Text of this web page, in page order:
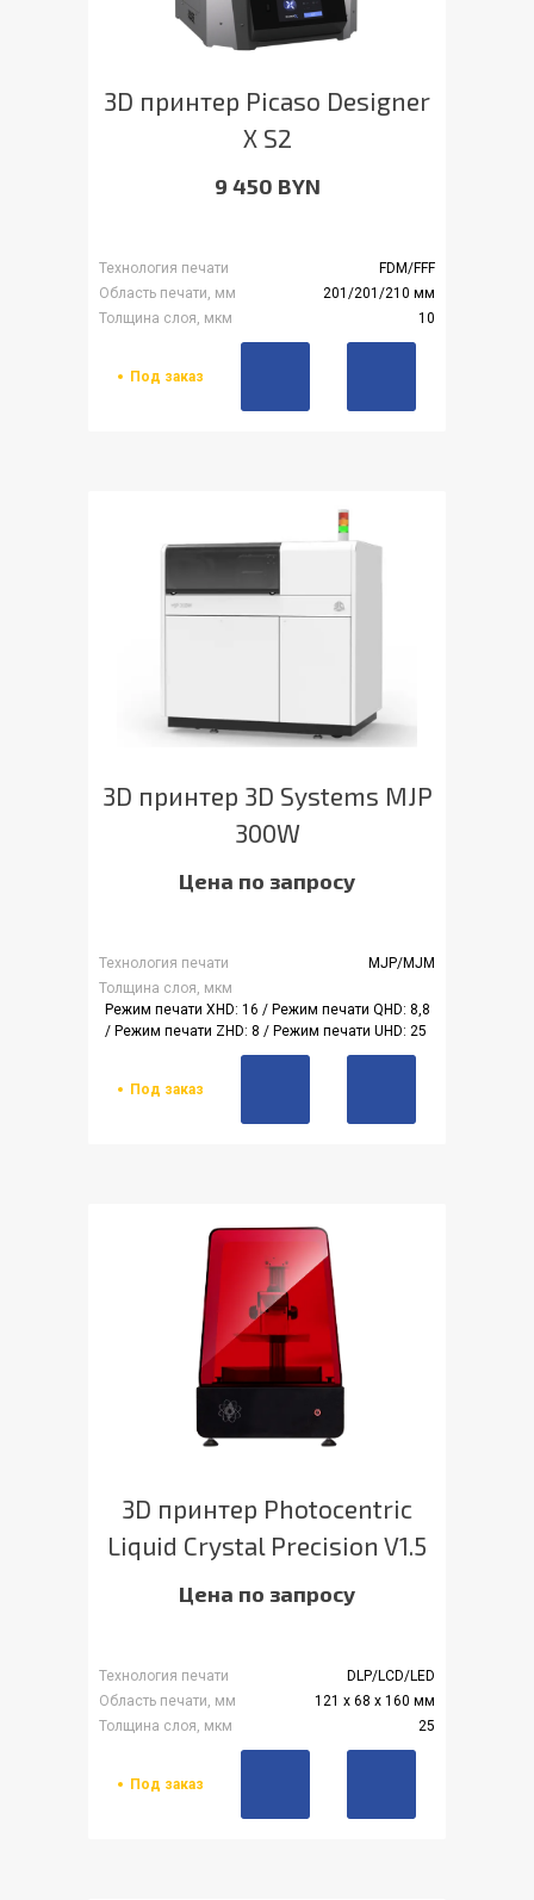
3D принтер Picaso Designer
X S2
9 450 BYN
Технология печати
FDM/FFF
Область печати, мм
201/201/210 мм
Толщина слоя, мкм
10
Под заказ
3D принтер 3D Systems MJP
300W
Цена по запросу
Технология печати
MJP/MJM
Толщина слоя, мкм
Режим печати XHD: 16 / Режим печати QHD: 8,8
/ Режим печати ZHD: 8 / Режим печати UHD: 25
Под заказ
3D принтер Photocentric
Liquid Crystal Precision V1.5
Цена по запросу
Технология печати
DLP/LCD/LED
Область печати, мм
121 x 68 x 160 мм
Толщина слоя, мкм
25
Под заказ